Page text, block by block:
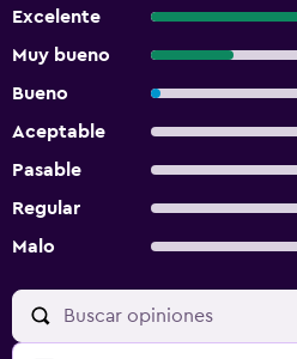
Excelente
Muy bueno
Bueno
Aceptable
Pasable
Regular
Malo